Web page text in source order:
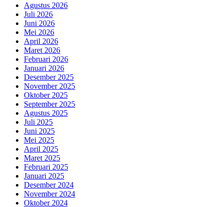
Agustus 2026
Juli 2026
Juni 2026
Mei 2026
April 2026
Maret 2026
Februari 2026
Januari 2026
Desember 2025
November 2025
Oktober 2025
September 2025
Agustus 2025
Juli 2025
Juni 2025
Mei 2025
April 2025
Maret 2025
Februari 2025
Januari 2025
Desember 2024
November 2024
Oktober 2024